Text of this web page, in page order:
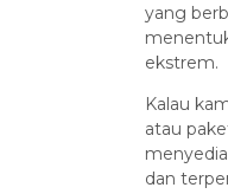
yang
ekstrem.
Kalau
atau
dan